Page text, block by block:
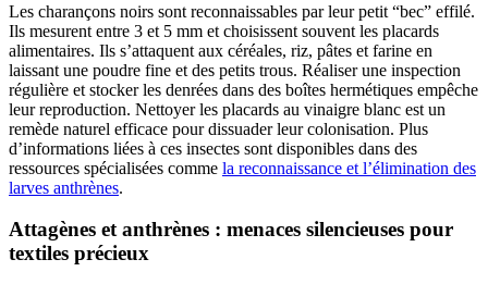
Les charançons noirs sont reconnaissables par leur petit “bec” effilé.
Ils mesurent entre 3 et 5 mm et choisissent souvent les placards
alimentaires. Ils s’attaquent aux céréales, riz, pâtes et farine en
laissant une poudre fine et des petits trous. Réaliser une inspection
régulière et stocker les denrées dans des boîtes hermétiques empêche
leur reproduction. Nettoyer les placards au vinaigre blanc est un
remède naturel efficace pour dissuader leur colonisation. Plus
d’informations liées à ces insectes sont disponibles dans des
ressources spécialisées comme la reconnaissance et l’élimination des
larves anthrènes.
Attagènes et anthrènes : menaces silencieuses pour
textiles précieux